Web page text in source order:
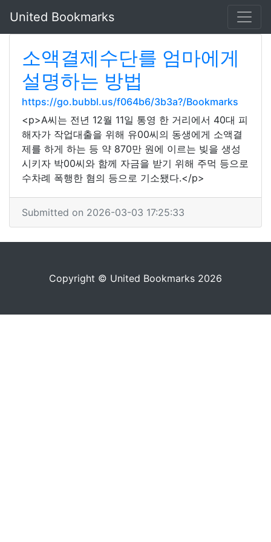
United Bookmarks
소액결제수단를 엄마에게
설명하는 방법
https://go.bubbl.us/f064b6/3b3a?/Bookmarks
<p>A씨는 전년 12월 11일 통영 한 거리에서 40대 피
해자가 작업대출을 위해 유00씨의 동생에게 소액결
제를 하게 하는 등 약 870만 원에 이르는 빚을 생성
시키자 박00씨와 함께 자금을 받기 위해 주먹 등으로
수차례 폭행한 혐의 등으로 기소됐다.</p>
Submitted on 2026-03-03 17:25:33
Copyright © United Bookmarks 2026